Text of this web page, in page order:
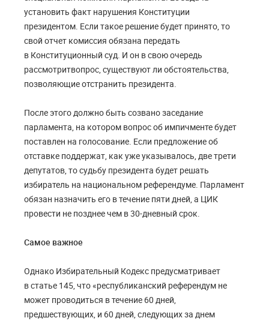
установить факт нарушения Конституции
президентом. Если такое решение будет принято, то
свой отчет комиссия обязана передать
в Конституционный суд. И он в свою очередь
рассмотритвопрос, существуют ли обстоятельства,
позволяющие отстранить президента.
После этого должно быть созвано заседание
парламента, на котором вопрос об импичменте будет
поставлен на голосование. Если предложение об
отставке поддержат, как уже указывалось, две трети
депутатов, то судьбу президента будет решать
избиратель на национальном референдуме. Парламент
обязан назначить его в течение пяти дней, а ЦИК
провести не позднее чем в 30-дневный срок.
Самое важное
Однако Избирательный Кодекс предусматривает
встатье 145, что«республиканский референдум не
может проводиться в течение 60 дней,
предшествующих, и 60 дней, следующих за днем